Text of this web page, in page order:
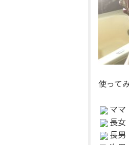
使って
ママ
長女
長男